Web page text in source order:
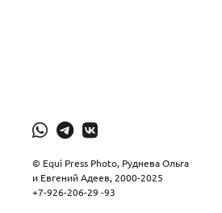
© Equi Рress Photo, Руднева Ольга
и Евгений Адеев, 2000-2025
+7-926-206-29 -93